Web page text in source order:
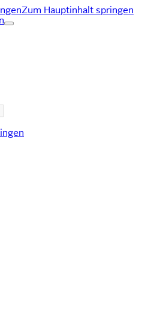
Zum Hauptinhalt springen